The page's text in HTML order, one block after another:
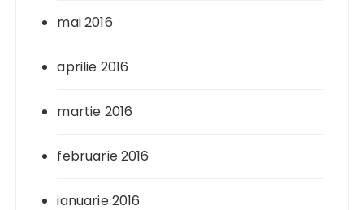
mai 2016
aprilie 2016
martie 2016
februarie 2016
ianuarie 2016